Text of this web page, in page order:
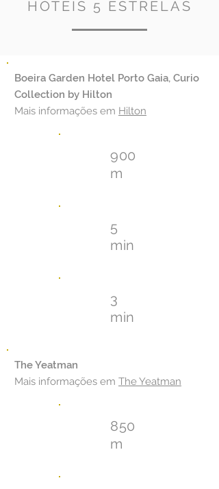
HOTÉIS 5 ESTRELAS
Boeira Garden Hotel Porto Gaia, Curio
Collection by Hilton
Mais informações em Hilton
900
m
5
min
3
min
The Yeatman
Mais informações em The Yeatman
850
m